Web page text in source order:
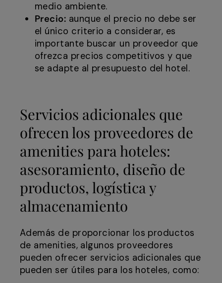
medio ambiente.
Precio: aunque el precio no debe ser
el único criterio a considerar, es
importante buscar un proveedor que
ofrezca precios competitivos y que
se adapte al presupuesto del hotel.
Servicios adicionales que
ofrecen los proveedores de
amenities para hoteles:
asesoramiento, diseño de
productos, logística y
almacenamiento
Además de proporcionar los productos
de amenities, algunos proveedores
pueden ofrecer servicios adicionales que
pueden ser útiles para los hoteles, como: